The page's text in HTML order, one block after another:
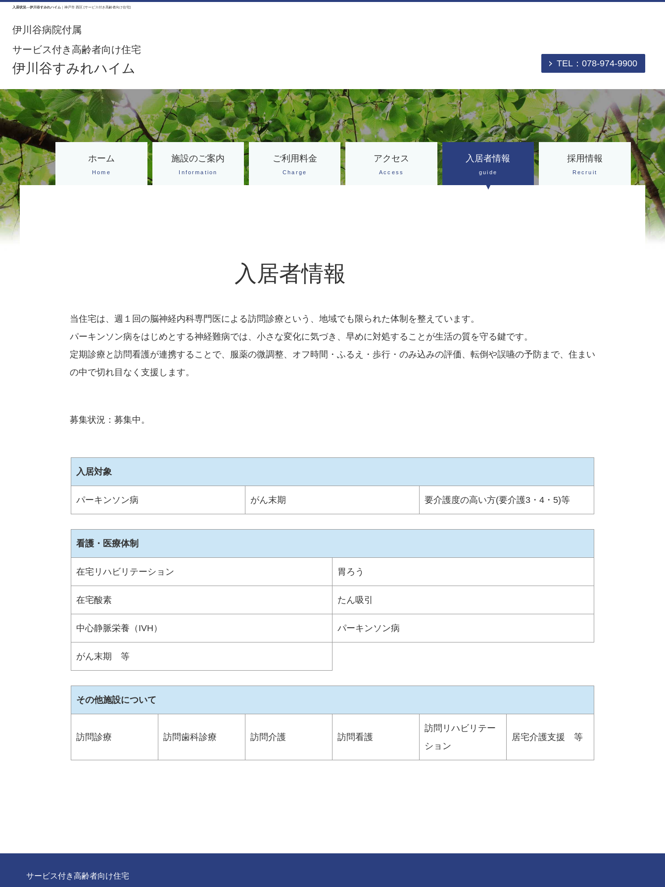
入居状況―伊川谷すみれハイム ｜神戸市 西区 [サービス付き高齢者向け住宅]
伊川谷病院付属
サービス付き高齢者向け住宅
伊川谷すみれハイム TEL：078-974-9900
ホーム
Home
施設のご案内
Information
ご利用料金
Charge
アクセス
Access
入居者情報
guide
採用情報
Recruit
入居者情報
当住宅は、週１回の脳神経内科専門医による訪問診療という、地域でも限られた体制を整えています。
パーキンソン病をはじめとする神経難病では、小さな変化に気づき、早めに対処することが生活の質を守る鍵です。
定期診療と訪問看護が連携することで、服薬の微調整、オフ時間・ふるえ・歩行・のみ込みの評価、転倒や誤嚥の予防まで、住まい
の中で切れ目なく支援します。
募集状況：募集中。
入居対象
パーキンソン病 がん末期 要介護度の高い方(要介護3・4・5)等
看護・医療体制
在宅リハビリテーション 胃ろう
在宅酸素 たん吸引
中心静脈栄養（IVH） パーキンソン病
がん末期 等
その他施設について
訪問診療 訪問歯科診療 訪問介護 訪問看護
訪問リハビリテー
ション
居宅介護支援 等
サービス付き高齢者向け住宅